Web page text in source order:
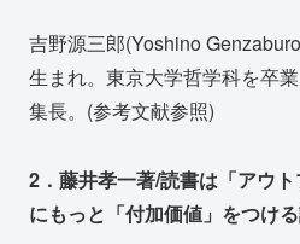
吉野源三郎(Yoshino
生まれ。東京大学哲学科を卒
集長。(参考文献参照)
2．藤井孝一著/読書は「アウ
にもっと「付加価値」をつけ